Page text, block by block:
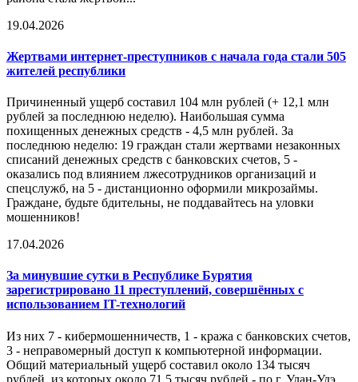
19.04.2026
Жертвами интернет-преступников с начала года стали 505
жителей республики
Причиненный ущерб составил 104 млн рублей (+ 12,1 млн
рублей за последнюю неделю). Наибольшая сумма
похищенных денежных средств - 4,5 млн рублей. За
последнюю неделю: 19 граждан стали жертвами незаконных
списаний денежных средств с банковских счетов, 5 -
оказались под влиянием лжесотрудников организаций и
спецслужб, на 5 - дистанционно оформили микрозаймы.
Граждане, будьте бдительны, не поддавайтесь на уловки
мошенников!
17.04.2026
За минувшие сутки в Республике Бурятия
зарегистрировано 11 преступлений, совершённых с
использованием IT-технологий
Из них 7 - кибермошенничеств, 1 - кража с банковских счетов,
3 - неправомерный доступ к компьютерной информации.
Общий материальный ущерб составил около 134 тысяч
рублей, из которых около 71,5 тысяч рублей - по г. Улан-Удэ.